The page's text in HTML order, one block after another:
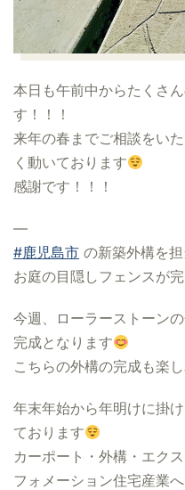
本日も午前中からたくさ
す！！！
来年の春までご相談をい
く動いております
感謝です！！！
—
#鹿児島市 の新築外構を
お庭の目隠しフェンスが完
今週、ローラーストーン
完成となります
こちらの外構の完成も楽
年末年始から年明けに掛
ております
カーポート・外構・エク
フォメーション住宅産業